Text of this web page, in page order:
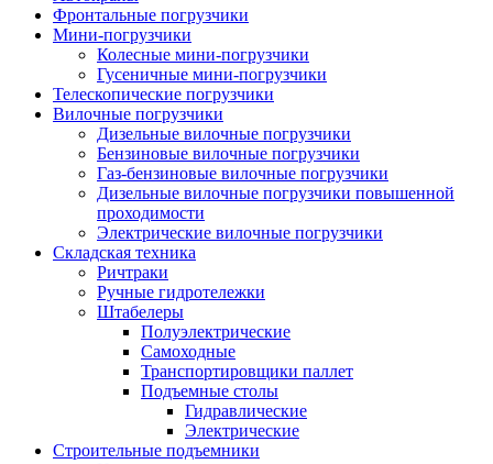
Фронтальные погрузчики
Мини-погрузчики
Колесные мини-погрузчики
Гусеничные мини-погрузчики
Телескопические погрузчики
Вилочные погрузчики
Дизельные вилочные погрузчики
Бензиновые вилочные погрузчики
Газ-бензиновые вилочные погрузчики
Дизельные вилочные погрузчики повышенной
проходимости
Электрические вилочные погрузчики
Складская техника
Ричтраки
Ручные гидротележки
Штабелеры
Полуэлектрические
Самоходные
Транспортировщики паллет
Подъемные столы
Гидравлические
Электрические
Строительные подъемники